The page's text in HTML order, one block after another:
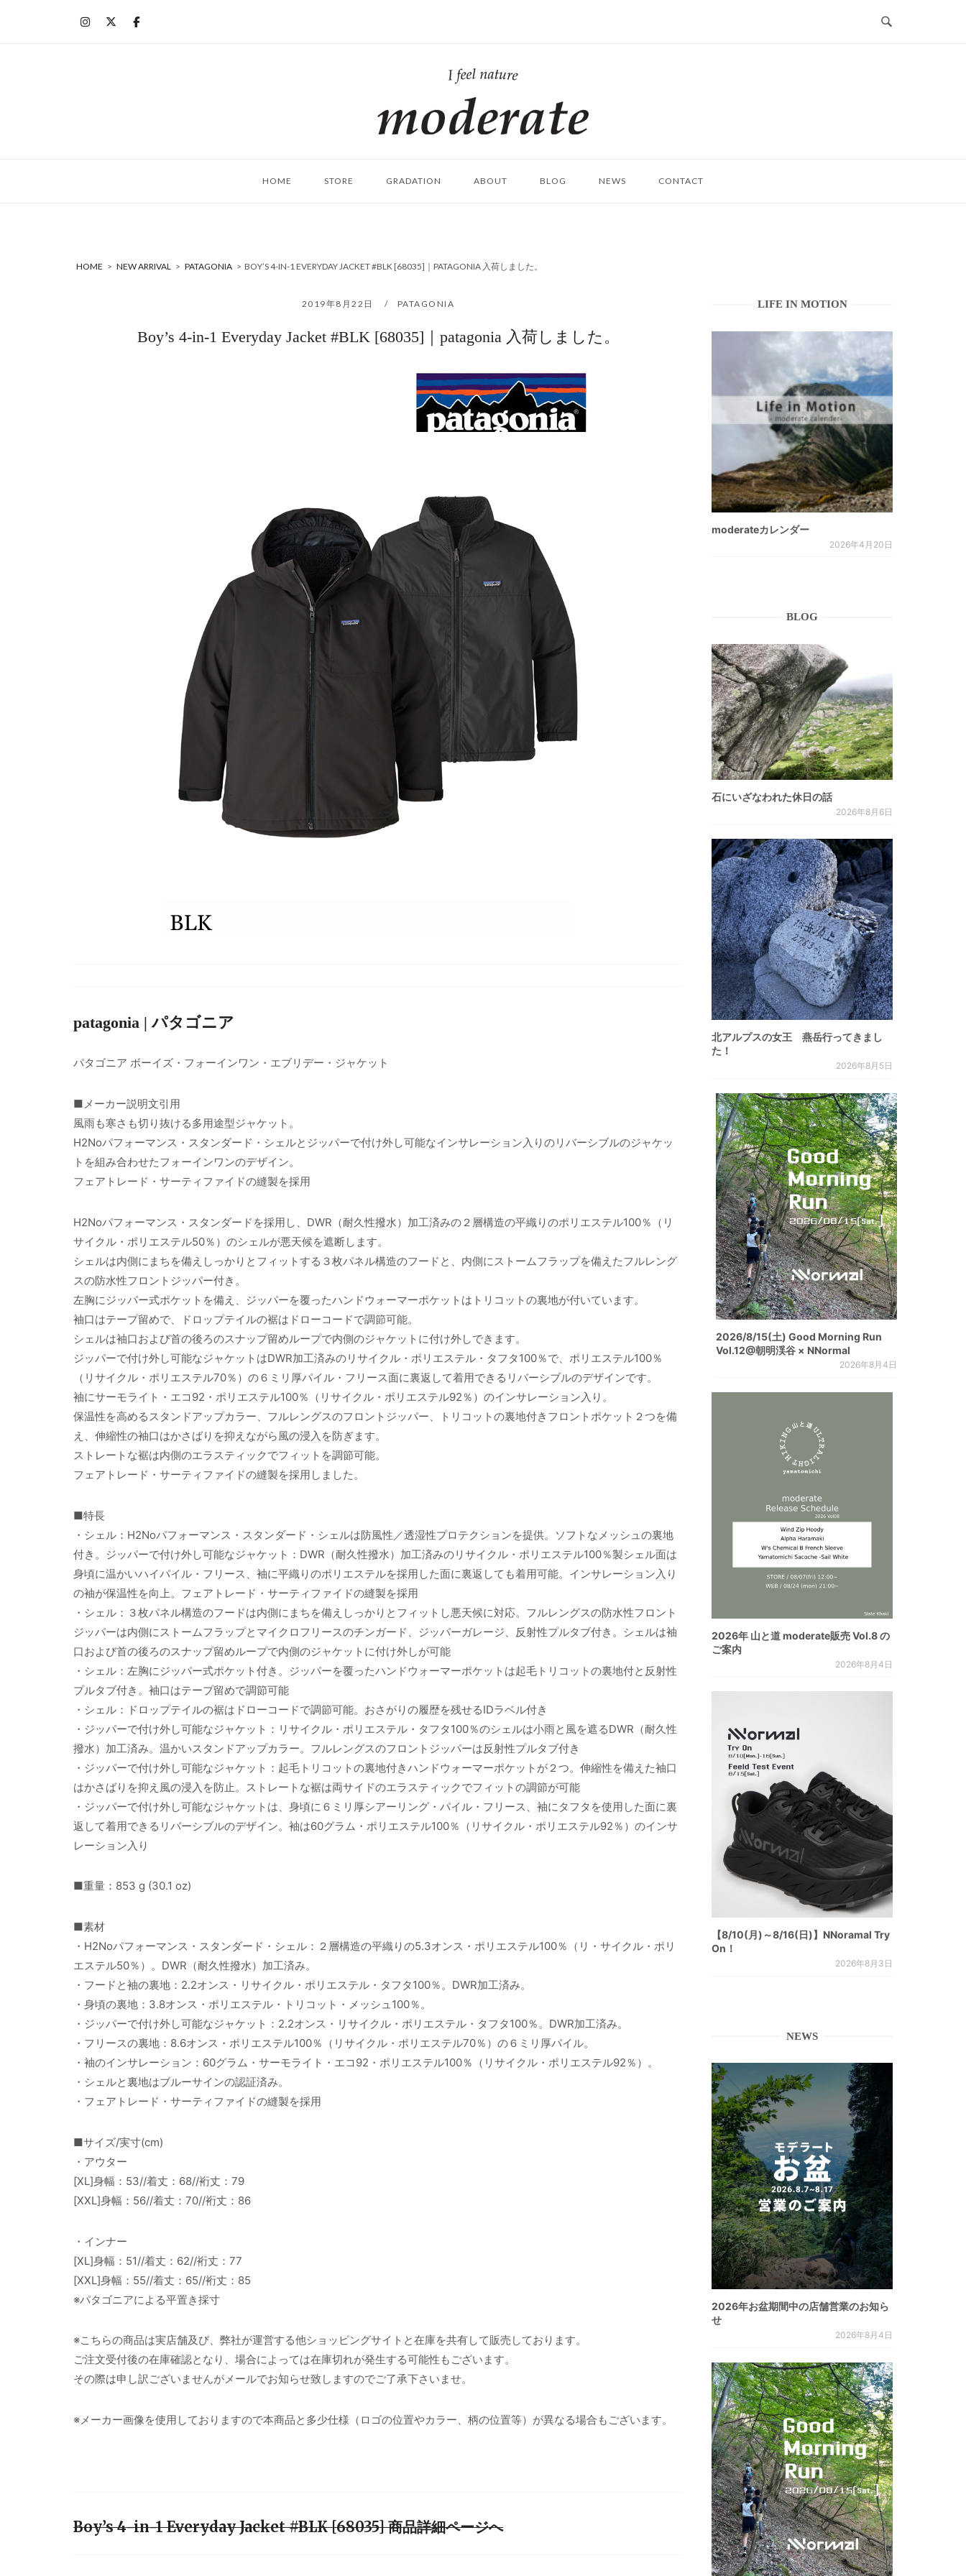
ム
HOME STORE GRADATION ABOUT BLOG NEWS CONTACT
HOME > NEW ARRIVAL > PATAGONIA > BOY’S 4-IN-1 EVERYDAY JACKET #BLK [68035]｜PATAGONIA 入荷しました。
2019年8月22日 PATAGONIA
Boy’s 4-in-1 Everyday Jacket #BLK [68035]｜patagonia 入荷しました。
patagonia | パタゴニア
パタゴニア ボーイズ・フォーインワン・エブリデー・ジャケット
■メーカー説明文引用
風雨も寒さも切り抜ける多用途型ジャケット。
H2Noパフォーマンス・スタンダード・シェルとジッパーで付け外し可能なインサレーション入りのリバーシブルのジャケッ
トを組み合わせたフォーインワンのデザイン。
フェアトレード・サーティファイドの縫製を採用
H2Noパフォーマンス・スタンダードを採用し、DWR（耐久性撥水）加工済みの２層構造の平織りのポリエステル100％（リ
サイクル・ポリエステル50％）のシェルが悪天候を遮断します。
シェルは内側にまちを備えしっかりとフィットする３枚パネル構造のフードと、内側にストームフラップを備えたフルレング
スの防水性フロントジッパー付き。
左胸にジッパー式ポケットを備え、ジッパーを覆ったハンドウォーマーポケットはトリコットの裏地が付いています。
袖口はテープ留めで、ドロップテイルの裾はドローコードで調節可能。
シェルは袖口および首の後ろのスナップ留めループで内側のジャケットに付け外しできます。
ジッパーで付け外し可能なジャケットはDWR加工済みのリサイクル・ポリエステル・タフタ100％で、ポリエステル100％
（リサイクル・ポリエステル70％）の６ミリ厚パイル・フリース面に裏返して着用できるリバーシブルのデザインです。
袖にサーモライト・エコ92・ポリエステル100％（リサイクル・ポリエステル92％）のインサレーション入り。
保温性を高めるスタンドアップカラー、フルレングスのフロントジッパー、トリコットの裏地付きフロントポケット２つを備
え、伸縮性の袖口はかさばりを抑えながら風の浸入を防ぎます。
ストレートな裾は内側のエラスティックでフィットを調節可能。
フェアトレード・サーティファイドの縫製を採用しました。
■特長
・シェル：H2Noパフォーマンス・スタンダード・シェルは防風性／透湿性プロテクションを提供。ソフトなメッシュの裏地
付き。ジッパーで付け外し可能なジャケット：DWR（耐久性撥水）加工済みのリサイクル・ポリエステル100％製シェル面は
身頃に温かいハイパイル・フリース、袖に平織りのポリエステルを採用した面に裏返しても着用可能。インサレーション入り
の袖が保温性を向上。フェアトレード・サーティファイドの縫製を採用
・シェル：３枚パネル構造のフードは内側にまちを備えしっかりとフィットし悪天候に対応。フルレングスの防水性フロント
ジッパーは内側にストームフラップとマイクロフリースのチンガード、ジッパーガレージ、反射性プルタブ付き。シェルは袖
口および首の後ろのスナップ留めループで内側のジャケットに付け外しが可能
・シェル：左胸にジッパー式ポケット付き。ジッパーを覆ったハンドウォーマーポケットは起毛トリコットの裏地付と反射性
プルタブ付き。袖口はテープ留めで調節可能
・シェル：ドロップテイルの裾はドローコードで調節可能。おさがりの履歴を残せるIDラベル付き
・ジッパーで付け外し可能なジャケット：リサイクル・ポリエステル・タフタ100％のシェルは小雨と風を遮るDWR（耐久性
撥水）加工済み。温かいスタンドアップカラー。フルレングスのフロントジッパーは反射性プルタブ付き
・ジッパーで付け外し可能なジャケット：起毛トリコットの裏地付きハンドウォーマーポケットが２つ。伸縮性を備えた袖口
はかさばりを抑え風の浸入を防止。ストレートな裾は両サイドのエラスティックでフィットの調節が可能
・ジッパーで付け外し可能なジャケットは、身頃に６ミリ厚シアーリング・パイル・フリース、袖にタフタを使用した面に裏
返して着用できるリバーシブルのデザイン。袖は60グラム・ポリエステル100％（リサイクル・ポリエステル92％）のインサ
レーション入り
■重量：853 g (30.1 oz)
■素材
・H2Noパフォーマンス・スタンダード・シェル：２層構造の平織りの5.3オンス・ポリエステル100％（リ・サイクル・ポリ
エステル50％）。DWR（耐久性撥水）加工済み。
・フードと袖の裏地：2.2オンス・リサイクル・ポリエステル・タフタ100％。DWR加工済み。
・身頃の裏地：3.8オンス・ポリエステル・トリコット・メッシュ100％。
・ジッパーで付け外し可能なジャケット：2.2オンス・リサイクル・ポリエステル・タフタ100％。DWR加工済み。
・フリースの裏地：8.6オンス・ポリエステル100％（リサイクル・ポリエステル70％）の６ミリ厚パイル。
・袖のインサレーション：60グラム・サーモライト・エコ92・ポリエステル100％（リサイクル・ポリエステル92％）。
・シェルと裏地はブルーサインの認証済み。
・フェアトレード・サーティファイドの縫製を採用
■サイズ/実寸(cm)
・アウター
[XL]身幅：53//着丈：68//裄丈：79
[XXL]身幅：56//着丈：70//裄丈：86
・インナー
[XL]身幅：51//着丈：62//裄丈：77
[XXL]身幅：55//着丈：65//裄丈：85
※パタゴニアによる平置き採寸
※こちらの商品は実店舗及び、弊社が運営する他ショッピングサイトと在庫を共有して販売しております。
ご注文受付後の在庫確認となり、場合によっては在庫切れが発生する可能性もございます。
その際は申し訳ございませんがメールでお知らせ致しますのでご了承下さいませ。
※メーカー画像を使用しておりますので本商品と多少仕様（ロゴの位置やカラー、柄の位置等）が異なる場合もございます。
Boy’s 4-in-1 Everyday Jacket #BLK [68035] 商品詳細ページへ
LIFE IN MOTION
moderateカレンダー
2026年4月20日
BLOG
石にいざなわれた休日の話
2026年8月6日
北アルプスの女王 燕岳行ってきまし
た！
2026年8月5日
2026/8/15(土) Good Morning Run
Vol.12@朝明渓谷 × NNormal
2026年8月4日
2026年 山と道 moderate販売 Vol.8 の
ご案内
2026年8月4日
【8/10(月)～8/16(日)】NNoramal Try
On！
2026年8月3日
NEWS
2026年お盆期間中の店舗営業のお知ら
せ
2026年8月4日